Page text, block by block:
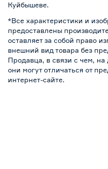
Куйбышеве.
*Все характеристики и
предоставлены
оставляет за собой право
внешний вид товара без
Продавца, в связи с чем, на
они могут отличаться от
интернет-сайте.